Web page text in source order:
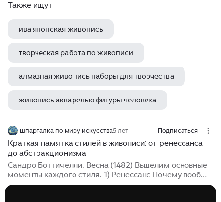
Также ищут
ива японская живопись
творческая работа по живописи
алмазная живопись наборы для творчества
живопись акварелью фигуры человека
шпаргалка по миру искусства5 лет Подписаться
Краткая памятка стилей в живописи: от ренессанса
до абстракционизма
Сандро Боттичелли. Весна (1482) Выделим основные
моменты каждого стиля. 1) Ренессанс Почему вообще
возник стиль ренессанс? (или по другому Эпоха